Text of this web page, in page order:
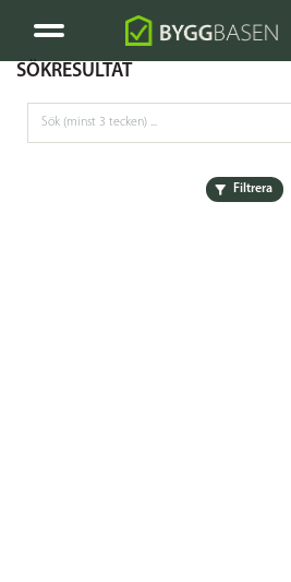
SÖKRESULTAT
Filtrera